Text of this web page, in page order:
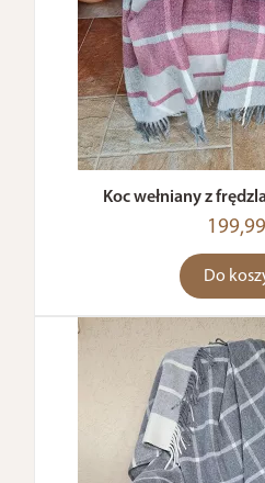
Koc wełniany z
Do